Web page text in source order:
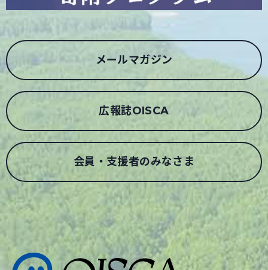
メールマガジン
広報誌OISCA
会員・支援者のみなさま